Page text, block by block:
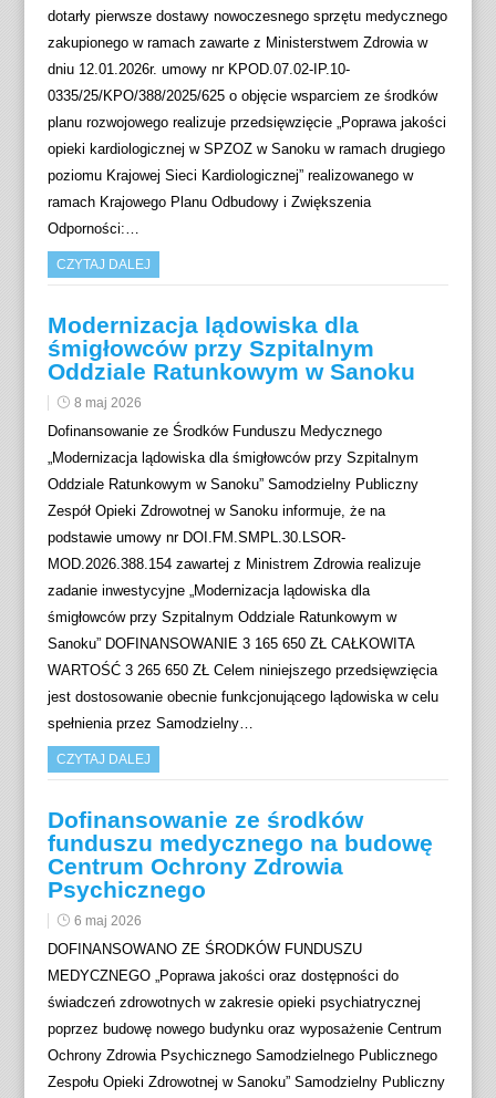
dotarły pierwsze dostawy nowoczesnego sprzętu medycznego
zakupionego w ramach zawarte z Ministerstwem Zdrowia w
dniu 12.01.2026r. umowy nr KPOD.07.02-IP.10-
0335/25/KPO/388/2025/625 o objęcie wsparciem ze środków
planu rozwojowego realizuje przedsięwzięcie „Poprawa jakości
opieki kardiologicznej w SPZOZ w Sanoku w ramach drugiego
poziomu Krajowej Sieci Kardiologicznej” realizowanego w
ramach Krajowego Planu Odbudowy i Zwiększenia
Odporności:…
CZYTAJ DALEJ
Modernizacja lądowiska dla
śmigłowców przy Szpitalnym
Oddziale Ratunkowym w Sanoku
8 maj 2026
Dofinansowanie ze Środków Funduszu Medycznego
„Modernizacja lądowiska dla śmigłowców przy Szpitalnym
Oddziale Ratunkowym w Sanoku” Samodzielny Publiczny
Zespół Opieki Zdrowotnej w Sanoku informuje, że na
podstawie umowy nr DOI.FM.SMPL.30.LSOR-
MOD.2026.388.154 zawartej z Ministrem Zdrowia realizuje
zadanie inwestycyjne „Modernizacja lądowiska dla
śmigłowców przy Szpitalnym Oddziale Ratunkowym w
Sanoku” DOFINANSOWANIE 3 165 650 ZŁ CAŁKOWITA
WARTOŚĆ 3 265 650 ZŁ Celem niniejszego przedsięwzięcia
jest dostosowanie obecnie funkcjonującego lądowiska w celu
spełnienia przez Samodzielny…
CZYTAJ DALEJ
Dofinansowanie ze środków
funduszu medycznego na budowę
Centrum Ochrony Zdrowia
Psychicznego
6 maj 2026
DOFINANSOWANO ZE ŚRODKÓW FUNDUSZU
MEDYCZNEGO „Poprawa jakości oraz dostępności do
świadczeń zdrowotnych w zakresie opieki psychiatrycznej
poprzez budowę nowego budynku oraz wyposażenie Centrum
Ochrony Zdrowia Psychicznego Samodzielnego Publicznego
Zespołu Opieki Zdrowotnej w Sanoku” Samodzielny Publiczny